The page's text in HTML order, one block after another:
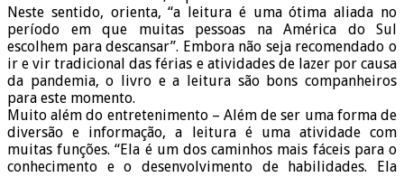
Neste sentido, orienta, “a leitura é uma ótima aliada no
período em que muitas pessoas na América do Sul
escolhem para descansar”. Embora não seja recomendado o
ir e vir tradicional das férias e atividades de lazer por causa
da pandemia, o livro e a leitura são bons companheiros
para este momento.
Muito além do entretenimento – Além de ser uma forma de
diversão e informação, a leitura é uma atividade com
muitas funções. “Ela é um dos caminhos mais fáceis para o
conhecimento e o desenvolvimento de habilidades. Ela